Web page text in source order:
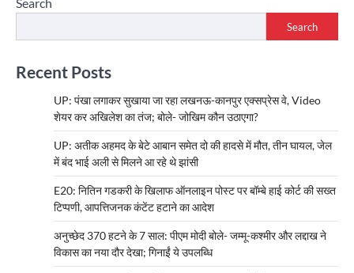
Search
Search
Recent Posts
UP: पंखा लगाकर सुखाया जा रहा लखनऊ-कानपुर एक्सप्रेस वे, Video
शेयर कर अखिलेश का तंज; बोले- जोखिम कौन उठाएगा?
UP: अतीक अहमद के बेटे आबान समेत दो की हादसे में मौत, तीन घायल, जेल
में बंद भाई अली से मिलने आ रहे थे झांसी
E20: नितिन गडकरी के खिलाफ ऑनलाइन पोस्ट पर बॉम्बे हाई कोर्ट की सख्त
टिप्पणी, आपत्तिजनक कंटेंट हटाने का आदेश
अनुच्छेद 370 हटने के 7 साल: पीएम मोदी बोले- जम्मू-कश्मीर और लद्दाख ने
विकास का नया दौर देखा; गिनाईं ये उपलब्धि